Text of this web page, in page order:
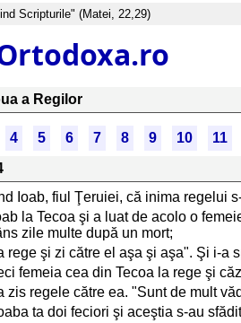
Scripturile" (Matei, 22,29)
a Regilor
4 5 6 7 8 9 10 11
Ioab, fiul Ţeruiei, că inima regelui
la Tecoa şi a luat de acolo o
zile multe după un mort;
rege şi zi către el aşa şi aşa". Şi i-a
femeia cea din Tecoa la rege şi
zis regele către ea. "Sunt de mult
ta doi feciori şi aceştia s-au